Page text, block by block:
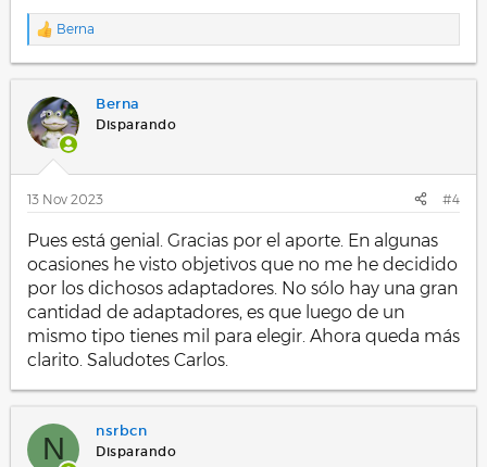
R
a
c
i
o
e
s
:
Berna
Berna
Disparando
13 Nov 2023 #4
Pues está genial. Gracias por el aporte. En algunas
ocasiones he visto objetivos que no me he decidido
por los dichosos adaptadores. No sólo hay una gran
cantidad de adaptadores, es que luego de un
mismo tipo tienes mil para elegir. Ahora queda más
clarito. Saludotes Carlos.
N
nsrbcn
Disparando